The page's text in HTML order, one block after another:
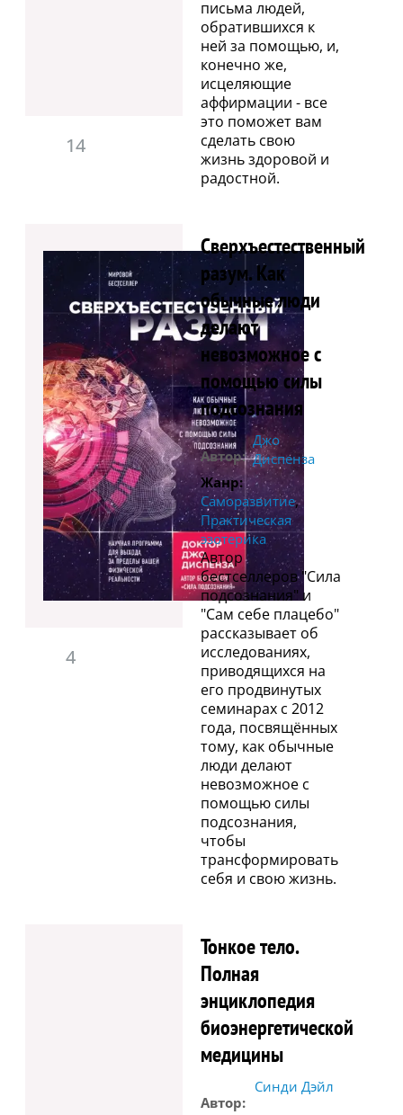
14
письма людей,
обратившихся к
ней за помощью, и,
конечно же,
исцеляющие
аффирмации - все
это поможет вам
сделать свою
жизнь здоровой и
радостной.
4
Сверхъестественный
разум. Как
обычные люди
делают
невозможное с
помощью силы
подсознания
Автор:
Джо
Диспенза
Жанр:
Саморазвитие,
Практическая
эзотерика
Автор
бестселлеров "Сила
подсознания" и
"Сам себе плацебо"
рассказывает об
исследованиях,
приводящихся на
его продвинутых
семинарах с 2012
года, посвящённых
тому, как обычные
люди делают
невозможное с
помощью силы
подсознания,
чтобы
трансформировать
себя и свою жизнь.
Тонкое тело.
Полная
энциклопедия
биоэнергетической
медицины
Автор:
Синди Дэйл